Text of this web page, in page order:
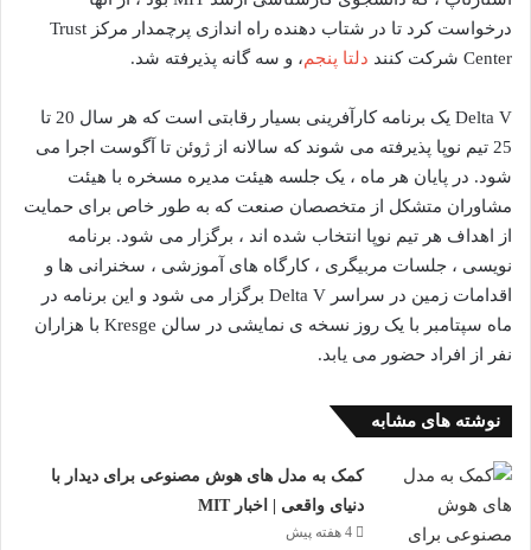
درخواست کرد تا در شتاب دهنده راه اندازی پرچمدار مرکز Trust
Center شرکت کنند
دلتا پنجم، و سه گانه پذیرفته شد.
Delta V یک برنامه کارآفرینی بسیار رقابتی است که هر سال 20 تا
25 تیم نوپا پذیرفته می شوند که سالانه از ژوئن تا آگوست اجرا می
شود. در پایان هر ماه ، یک جلسه هیئت مدیره مسخره با هیئت
مشاوران متشکل از متخصصان صنعت که به طور خاص برای حمایت
از اهداف هر تیم نوپا انتخاب شده اند ، برگزار می شود. برنامه
نویسی ، جلسات مربیگری ، کارگاه های آموزشی ، سخنرانی ها و
اقدامات زمین در سراسر Delta V برگزار می شود و این برنامه در
ماه سپتامبر با یک روز نسخه ی نمایشی در سالن Kresge با هزاران
نفر از افراد حضور می یابد.
نوشته های مشابه
کمک به مدل های هوش مصنوعی برای دیدار با
دنیای واقعی | اخبار MIT
4 هفته پیش